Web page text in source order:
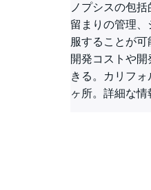
ノプシスの包
留まりの管理
服することが
開発コストや
きる。カリフ
ヶ所。詳細な情